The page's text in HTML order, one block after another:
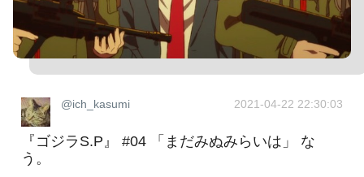
@ich_kasumi 2021-04-22 22:30:03
『ゴジラS.P』 #04 「まだみぬみらいは」 な
う。